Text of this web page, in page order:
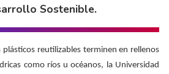
Sostenible.
plásticos reutilizables terminen en rellenos
como ríos u océanos, la Universidad